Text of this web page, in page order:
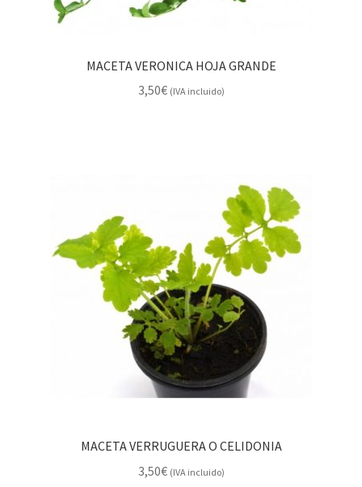
MACETA VERONICA HOJA GRANDE
3,50€ (IVA incluido)
MACETA VERRUGUERA O CELIDONIA
3,50€ (IVA incluido)